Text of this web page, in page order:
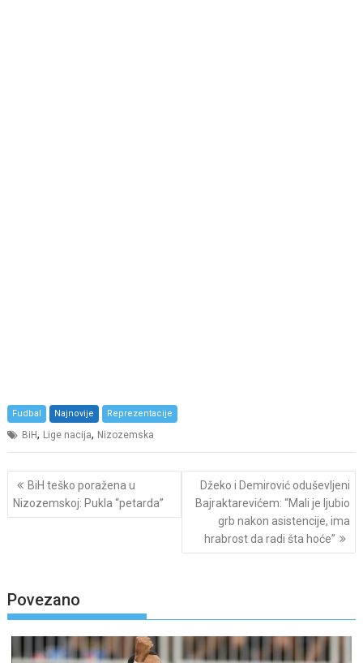
Fudbal Najnovije Reprezentacije
BiH, Lige nacija, Nizozemska
Post
navigation
BiH teško poražena u
Nizozemskoj: Pukla “petarda”
Džeko i Demirović oduševljeni
Bajraktarevićem: “Mali je ljubio
grb nakon asistencije, ima
hrabrost da radi šta hoće”
Povezano